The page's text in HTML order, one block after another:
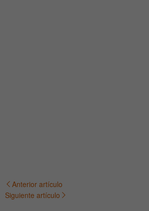
Navegación
Anterior artículo
Siguiente artículo